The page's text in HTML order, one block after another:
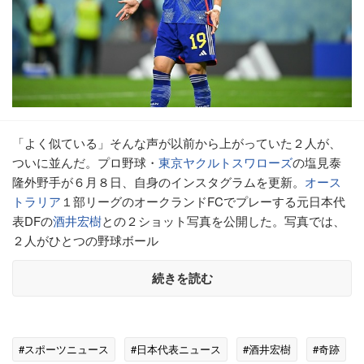
「よく似ている」そんな声が以前から上がっていた２人が、
ついに並んだ。プロ野球・ 東京ヤクルトスワローズの塩見泰
隆外野手が６月８日、自身のインスタグラムを更新。 オース
トラリア １部リーグのオークランドFCでプレーする元日本代
表DFの酒井宏樹との２ショット写真を公開した。写真では、
２人がひとつの野球ボール
続きを読む
#スポーツニュース #日本代表ニュース #酒井宏樹 #奇跡